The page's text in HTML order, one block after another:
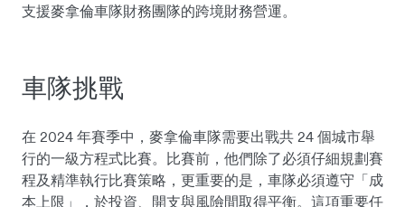
支援麥拿倫車隊財務團隊的跨境財務營運。
車隊挑戰
在 2024 年賽季中，麥拿倫車隊需要出戰共 24 個城市舉
行的一級方程式比賽。比賽前，他們除了必須仔細規劃賽
程及精準執行比賽策略，更重要的是，車隊必須遵守「成
本上限」，於投資、開支與風險間取得平衡。這項重要任